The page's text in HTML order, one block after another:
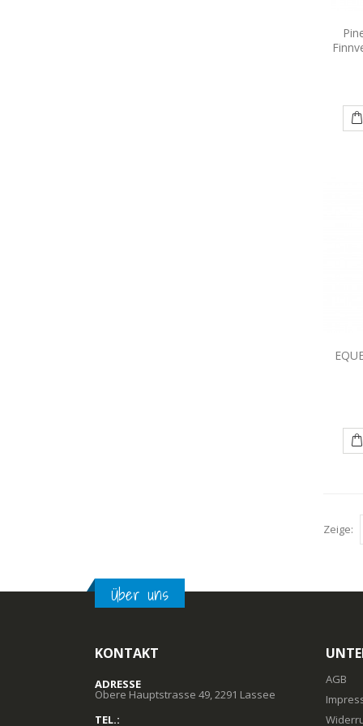
Zeige:
Über uns
KONTAKT
ADRESSE
Obere Hauptstrasse 49, 2291 Lassee
TEL.:
AGB